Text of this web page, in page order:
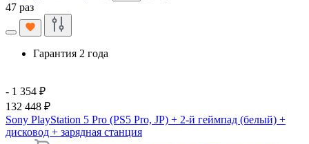
47 раз
Гарантия 2 года
- 1 354 ₽
132 448 ₽
Sony PlayStation 5 Pro (PS5 Pro, JP) + 2-й геймпад (белый) +
дисковод + зарядная станция